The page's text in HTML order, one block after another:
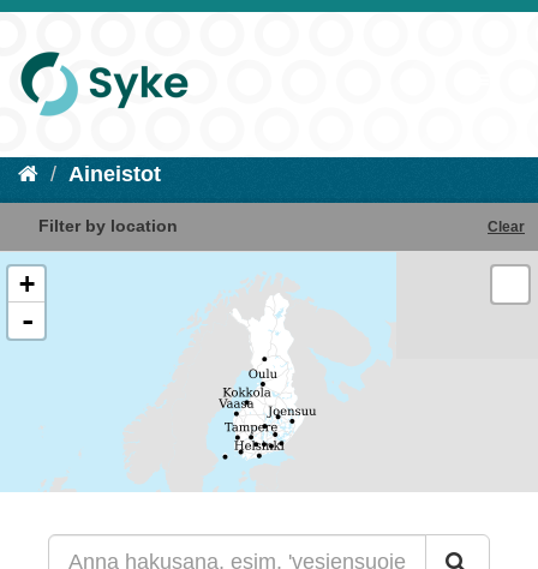
Aineistot
Filter by location Clear
+
-